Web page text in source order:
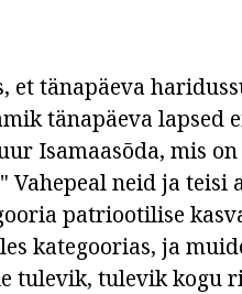
et tänapäeva
tänapäeva lapsed
Isamaasõda, mis
Vahepeal neid ja
patriootilise
kategoorias, ja
tulevik, tulevik kogu